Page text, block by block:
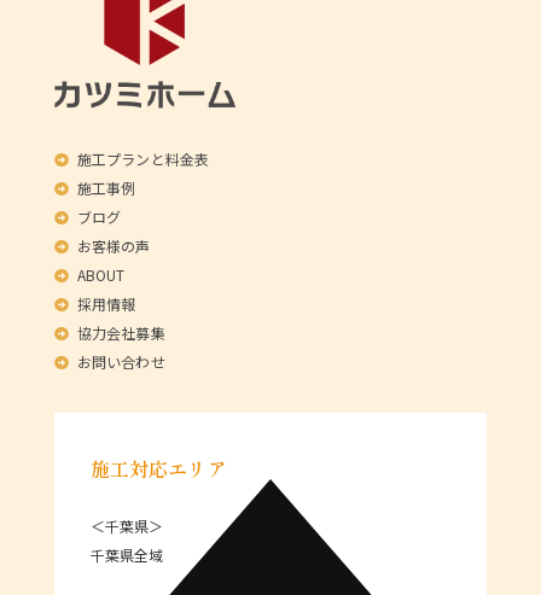
施工プランと料金表
施工事例
ブログ
お客様の声
ABOUT
採用情報
協力会社募集
お問い合わせ
施工対応エリア
＜千葉県＞
千葉県全域